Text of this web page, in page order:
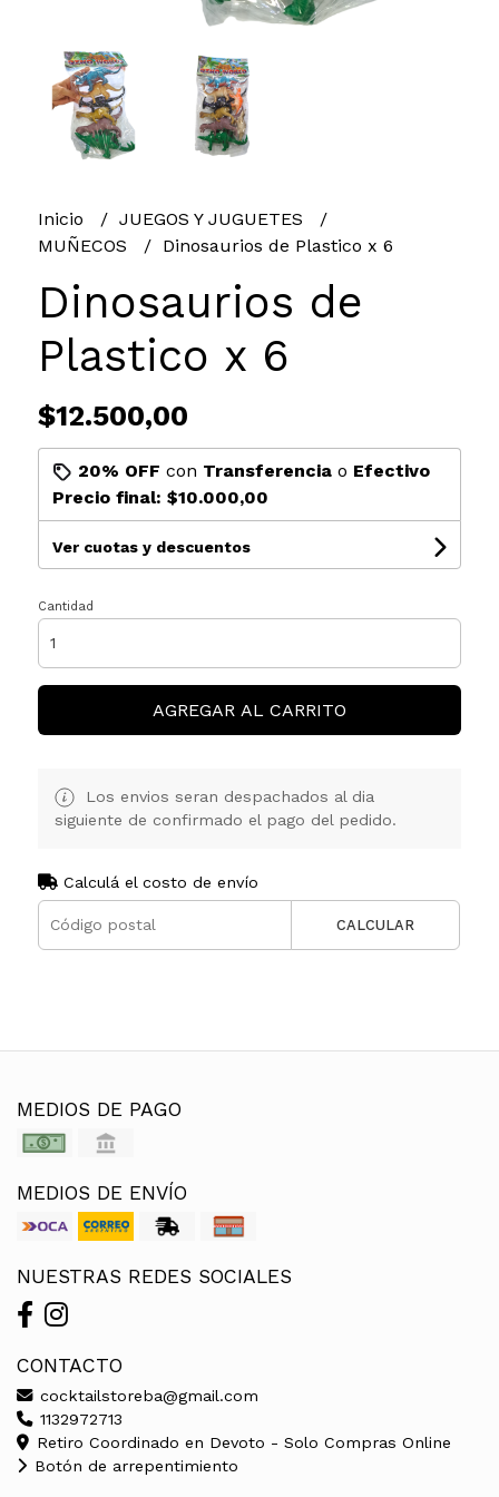
Inicio
JUEGOS Y JUGUETES
MUÑECOS
Dinosaurios de Plastico x 6
Dinosaurios de
Plastico x 6
$12.500,00
20% OFF con Transferenciao Efectivo
Precio final: $10.000,00
Ver cuotas y descuentos
Cantidad
AGREGAR AL CARRITO
Los envios seran despachados al dia
siguiente de confirmado el pago del pedido.
Calculá el costo de envío
CALCULAR
MEDIOS DE PAGO
MEDIOS DE ENVÍO
NUESTRAS REDES SOCIALES
CONTACTO
cocktailstoreba@gmail.com
1132972713
Retiro Coordinado en Devoto - Solo Compras Online
Botón de arrepentimiento